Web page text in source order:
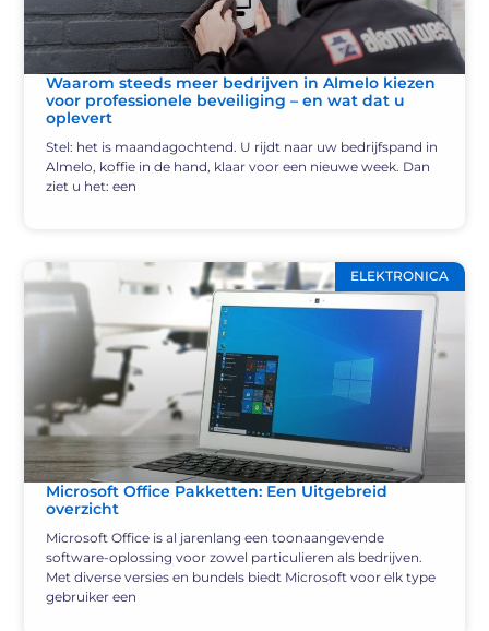
Waarom steeds meer bedrijven in Almelo kiezen
voor professionele beveiliging – en wat dat u
oplevert
Stel: het is maandagochtend. U rijdt naar uw bedrijfspand in
Almelo, koffie in de hand, klaar voor een nieuwe week. Dan
ziet u het: een
ELEKTRONICA
Microsoft Office Pakketten: Een Uitgebreid
overzicht
Microsoft Office is al jarenlang een toonaangevende
software-oplossing voor zowel particulieren als bedrijven.
Met diverse versies en bundels biedt Microsoft voor elk type
gebruiker een